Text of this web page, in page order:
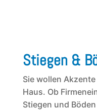
Stiegen &
Sie wollen
Haus. Ob
Stiegen und